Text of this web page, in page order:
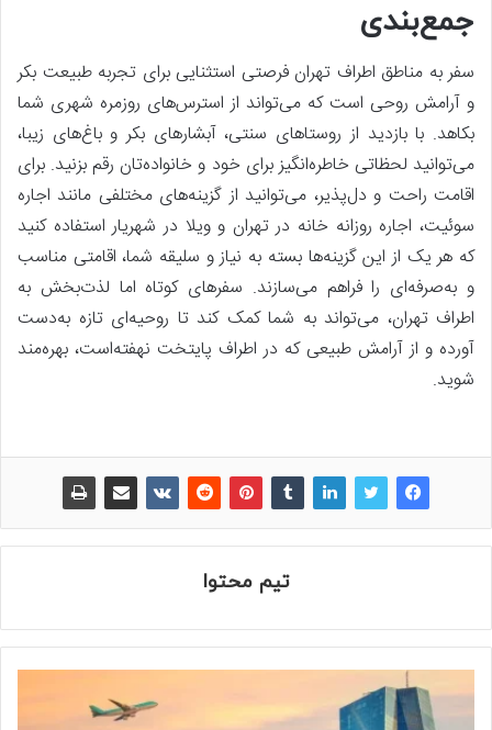
جمع‌بندی
سفر به مناطق اطراف تهران فرصتی استثنایی برای تجربه طبیعت بکر
و آرامش روحی است که می‌تواند از استرس‌های روزمره شهری شما
بکاهد. با بازدید از روستاهای سنتی، آبشارهای بکر و باغ‌های زیبا،
می‌توانید لحظاتی خاطره‌انگیز برای خود و خانواده‌تان رقم بزنید. برای
اقامت راحت و دل‌پذیر، می‌توانید از گزینه‌های مختلفی مانند اجاره
سوئیت، اجاره روزانه خانه در تهران و ویلا در شهریار استفاده کنید
که هر یک از این گزینه‌ها بسته به نیاز و سلیقه شما، اقامتی مناسب
و به‌صرفه‌ای را فراهم می‌سازند. سفرهای کوتاه اما لذت‌بخش به
اطراف تهران، می‌تواند به شما کمک کند تا روحیه‌ای تازه به‌دست
آورده و از آرامش طبیعی که در اطراف پایتخت نهفته‌است، بهره‌مند
شوید.
تیم محتوا